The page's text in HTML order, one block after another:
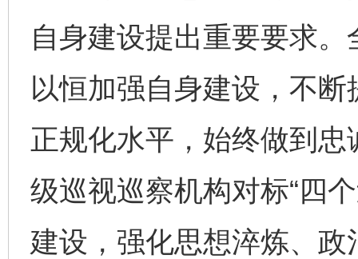
自身建设提出重要要求
以恒加强自身建设，不
正规化水平，始终做到
级巡视巡察机构对标“四
建设，强化思想淬炼、